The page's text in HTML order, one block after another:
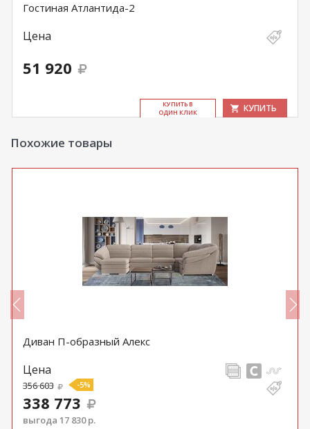
Гостиная Атлантида-2
Цена
51 920
КУ­ПИТЬ В
ОДИН КЛИК
КУПИТЬ
Похожие товары
Диван П-образный Алекс
Цена
356 603 -5%
338 773
выгода 17 830 р.